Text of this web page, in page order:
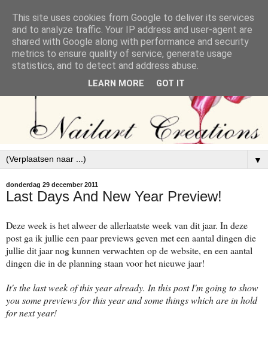
▼
donderdag 29 december 2011
Last Days And New Year Preview!
Deze week is het alweer de allerlaatste week van dit jaar. In deze
post ga ik jullie een paar previews geven met een aantal dingen die
jullie dit jaar nog kunnen verwachten op de website, en een aantal
dingen die in de planning staan voor het nieuwe jaar!
It's the last week of this year already. In this post I'm going to show
you some previews for this year and some things which are in hold
for next year!
This site uses cookies from Google to deliver its services
and to analyze traffic. Your IP address and user-agent are
shared with Google along with performance and security
metrics to ensure quality of service, generate usage
statistics, and to detect and address abuse.
LEARN MORE GOT IT